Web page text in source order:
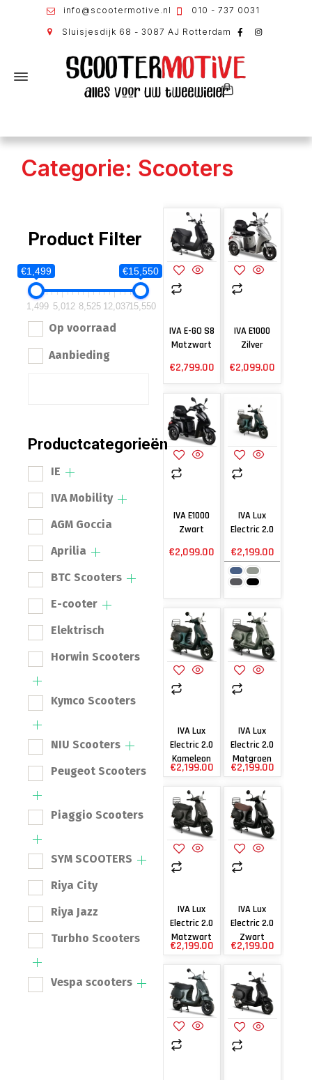
info@scootermotive.nl 010 - 737 0031
Sluisjesdijk 68 - 3087 AJ Rotterdam
Categorie: Scooters
Product Filter
€1,499 €15,550
1,499 5,012 8,525 12,03715,550
Op voorraad
Aanbieding
Productcategorieën
IE
IVA Mobility
AGM Goccia
Aprilia
BTC Scooters
E-cooter
Elektrisch
Horwin Scooters
Kymco Scooters
NIU Scooters
Peugeot Scooters
Piaggio Scooters
SYM SCOOTERS
Riya City
Riya Jazz
Turbho Scooters
Vespa scooters
IVA E-GO S8
Matzwart
€2,799.00
IVA E1000
Zilver
€2,099.00
IVA E1000
Zwart
€2,099.00
IVA Lux
Electric 2.0
€2,199.00
IVA Lux
Electric 2.0
Kameleon
€2,199.00
IVA Lux
Electric 2.0
Matgroen
€2,199.00
IVA Lux
Electric 2.0
Matzwart
€2,199.00
IVA Lux
Electric 2.0
Zwart
€2,199.00